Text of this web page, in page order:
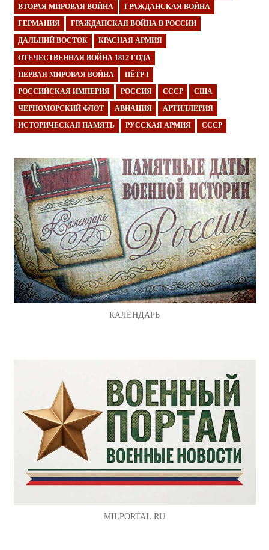
ВТОРАЯ МИРОВАЯ ВОЙНА ГРАЖДАНСКАЯ ВОЙНА
ГЕРМАНИЯ ГРАЖДАНСКАЯ ВОЙНА В РОССИИ
ДАЛЬНИЙ ВОСТОК КРАСНАЯ АРМИЯ
ОТЕЧЕСТВЕННАЯ ВОЙНА 1812 ГОДА
ПЕРВАЯ МИРОВАЯ ВОЙНА ПЁТР I
РОССИЙСКАЯ ИМПЕРИЯ РОССИЯ СССР США
ЧЕРНОМОРСКИЙ ФЛОТ АВИАЦИЯ АРТИЛЛЕРИЯ
ИСТОРИЧЕСКАЯ ПАМЯТЬ РУССКАЯ АРМИЯ СССР
КАЛЕНДАРЬ
MILPORTAL.RU